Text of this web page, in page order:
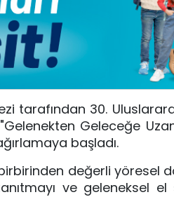
tarafından 30.
Geleceğe
başladı.
değerli yöresel
ve geleneksel el